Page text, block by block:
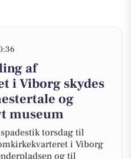
af
i Viborg skydes
og
museum
torsdag til
i Viborg
og til